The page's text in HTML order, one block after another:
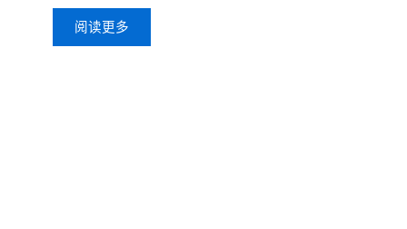
阅读更多